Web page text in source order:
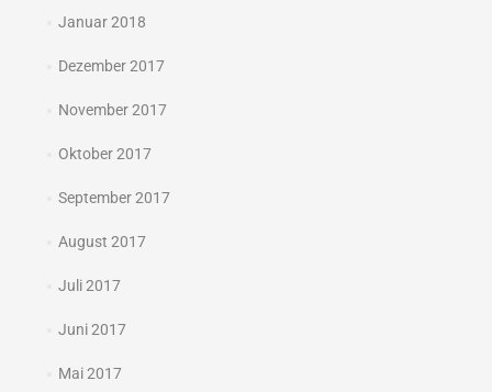
Januar 2018
Dezember 2017
November 2017
Oktober 2017
September 2017
August 2017
Juli 2017
Juni 2017
Mai 2017